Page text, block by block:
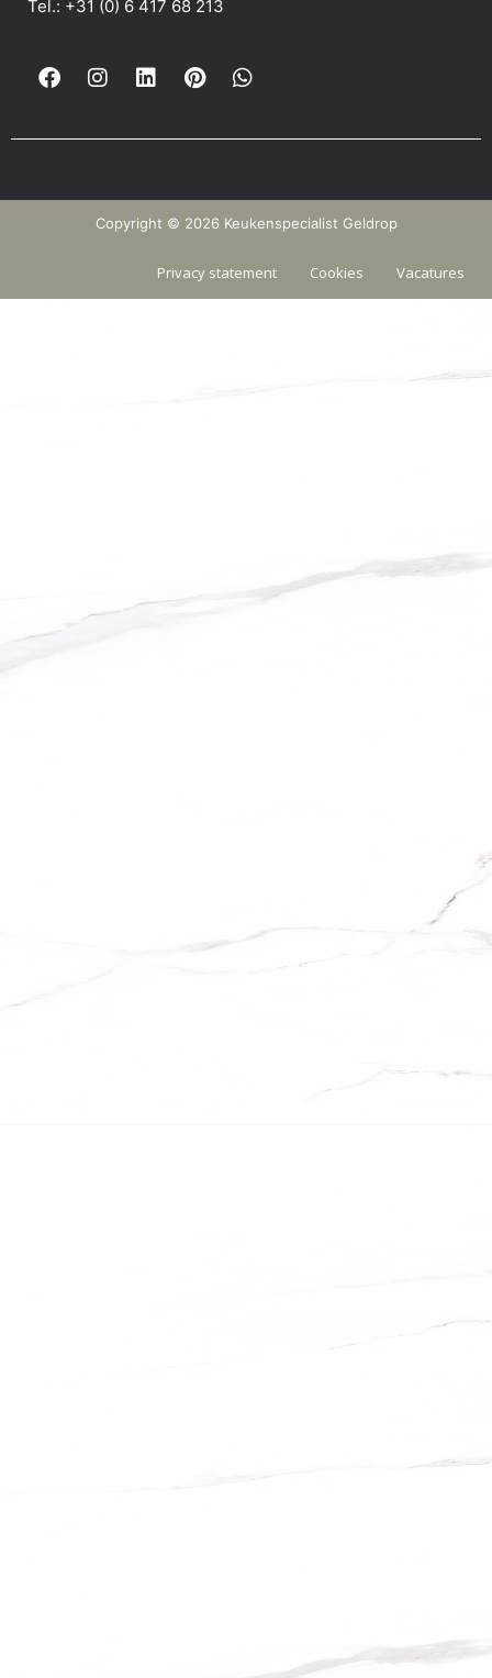
Tel.: +31 (0) 6 417 68 213
Copyright © 2026 Keukenspecialist Geldrop
Privacy statement Cookies Vacatures